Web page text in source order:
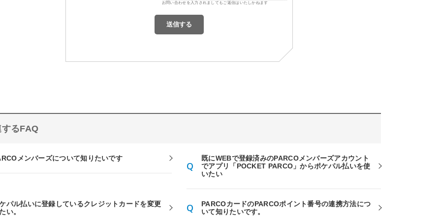
お問い合わせを入力されましてもご返信はいたしかねます
するFAQ
メンバーズについて知りたいです
既にWEBで登録済みのPARCOメンバーズアカウント
でアプリ「POCKET PARCO」からポケパル払いを使
いたい
パル払いに登録しているクレジットカードを変更
い。
PARCOカードのPARCOポイント番号の連携方法につ
いて知りたいです。